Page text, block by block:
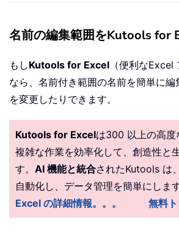
名前の編集範囲をKutools for
もしKutools for Excel （便利な
なら、名前付き範囲の名前を簡単に
を変更したりできます。
Kutools for Excelは300 以上の高度
複雑な作業を効率化して、創造性と
す。 AI 機能と統合されたKutools は
自動化し、データ管理を簡単にします
Excel の詳細情報。。。
無料ト